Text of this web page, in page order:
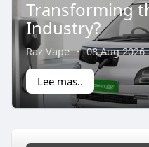
Transforming
Industry?
Raz Vape · 08 Aug 2026
Lee mas..